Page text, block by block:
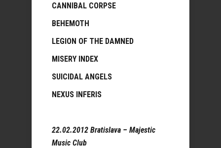
CANNIBAL CORPSE
BEHEMOTH
LEGION OF THE DAMNED
MISERY INDEX
SUICIDAL ANGELS
NEXUS INFERIS
22.02.2012 Bratislava – Majestic
Music Club